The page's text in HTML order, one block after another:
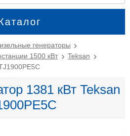
генераторы
1500 кВт
Teksan
1381 кВт Teksan